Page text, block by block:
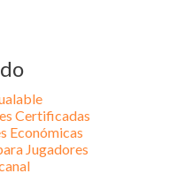
Certificadas
Económicas
Jugadores